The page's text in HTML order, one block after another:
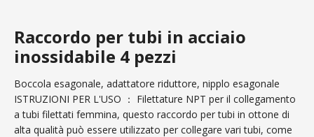
Raccordo per tubi in acciaio
inossidabile 4 pezzi
Boccola esagonale, adattatore riduttore, nipplo esagonale
ISTRUZIONI PER L'USO ： Filettature NPT per il collegamento
a tubi filettati femmina, questo raccordo per tubi in ottone di
alta qualità può essere utilizzato per collegare vari tubi, come